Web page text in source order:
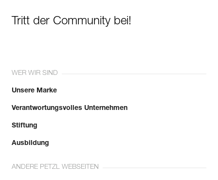
Tritt der Community bei!
WER WIR SIND
Unsere Marke
Verantwortungsvolles Unternehmen
Stiftung
Ausbildung
ANDERE PETZL WEBSEITEN